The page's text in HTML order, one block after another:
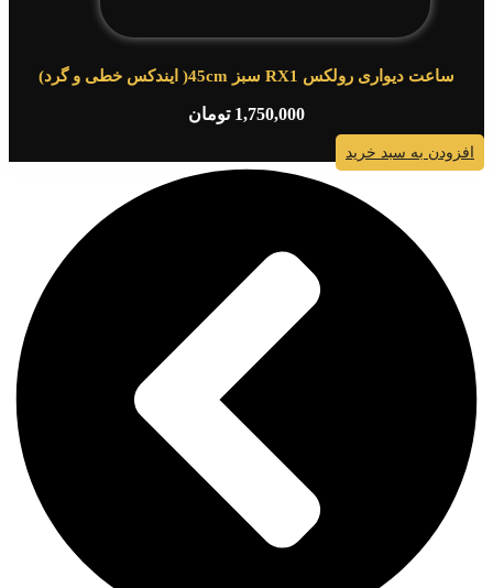
ساعت دیواری رولکس RX1 سبز 45cm( ایندکس خطی و گرد)
1,750,000 تومان
افزودن به سبد خرید